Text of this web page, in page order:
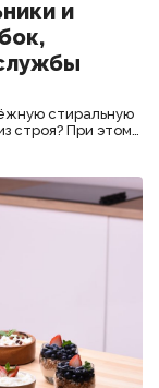
и
стиральную
строя? При этом